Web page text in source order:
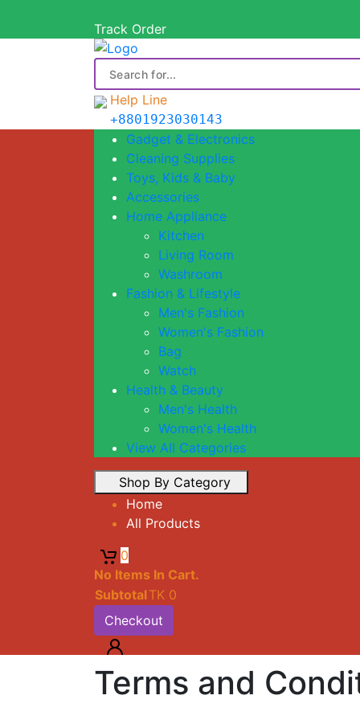
Categories
Gadget & Electronics
Cleaning Supplies
Toys, Kids & Baby
Accessories
Home Appliance
Kitchen
Living Room
Washroom
Fashion & Lifestyle
Men's Fashion
Women's Fashion
Bag
Health & Beauty
Men's Health
Women's Health
View All Categories
Track Order
Help Line
+8801923030143
Gadget & Electronics
Cleaning Supplies
Toys, Kids & Baby
Accessories
Home Appliance
Kitchen
Living Room
Washroom
Fashion & Lifestyle
Men's Fashion
Women's Fashion
Bag
Watch
Health & Beauty
Men's Health
Women's Health
View All Categories
Shop By Category
Home
All Products
0
No Items In Cart.
SubtotalTK 0
Checkout
Home Terms and Conditions
Terms and